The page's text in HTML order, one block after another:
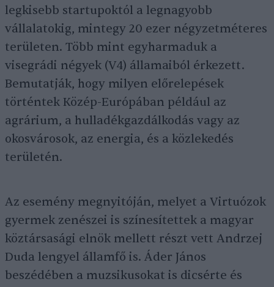
legkisebb startupoktól a legnagyobb
vállalatokig, mintegy 20 ezer négyzetméteres
területen. Több mint egyharmaduk a
visegrádi négyek (V4) államaiból érkezett.
Bemutatják, hogy milyen előrelepések
történtek Közép-Európában például az
agrárium, a hulladékgazdálkodás vagy az
okosvárosok, az energia, és a közlekedés
területén.
Az esemény megnyitóján, melyet a Virtuózok
gyermek zenészei is színesítettek a magyar
köztársasági elnök mellett részt vett Andrzej
Duda lengyel államfő is. Áder János
beszédében a muzsikusokat is dicsérte és